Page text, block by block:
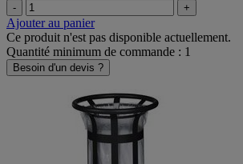
- +
Ajouter au panier
Ce produit n'est pas disponible actuellement.
Quantité minimum de commande : 1
Besoin d'un devis ?